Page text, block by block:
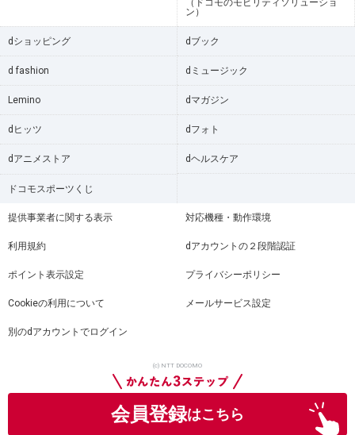
会員登録はこちら
（ドコモのモビリティソリューショ
ン）
dショッピング dブック
d fashion dミュージック
Lemino dマガジン
dヒッツ dフォト
dアニメストア dヘルスケア
ドコモスポーツくじ
提供事業者に関する表示 対応機種・動作環境
利用規約 dアカウントの２段階認証
ポイント表示設定 プライバシーポリシー
Cookieの利用について メールサービス設定
別のdアカウントでログイン
(c) NTT DOCOMO